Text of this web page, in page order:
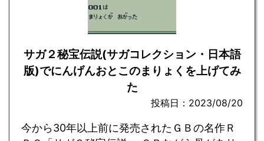
サガ２秘宝伝説(サガコレクション・日本語
版)でにんげんおとこのまりょくを上げてみ
た
投稿日：2023/08/20
今から30年以上前に発売されたＧＢの名作Ｒ